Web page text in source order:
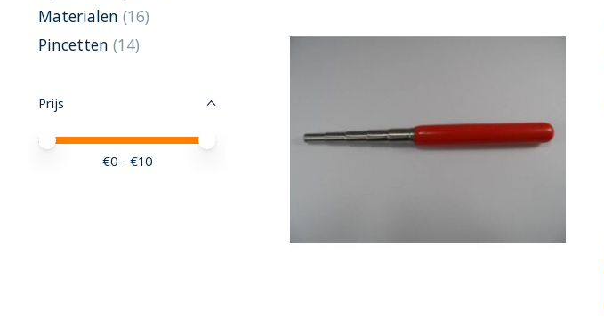
Materialen (16)
Pincetten (14)
Prijs
Minimale prijswaarde
Price maximum value
€0 - €10